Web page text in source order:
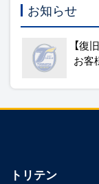
お知らせ
【復
お客
トリテン